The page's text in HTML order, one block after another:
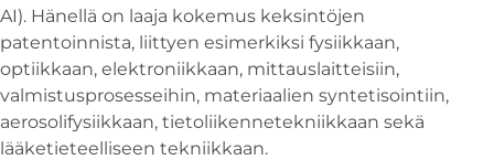
AI). Hänellä on laaja kokemus keksintöjen
patentoinnista, liittyen esimerkiksi fysiikkaan,
optiikkaan, elektroniikkaan, mittauslaitteisiin,
valmistusprosesseihin, materiaalien syntetisointiin,
aerosolifysiikkaan, tietoliikennetekniikkaan sekä
lääketieteelliseen tekniikkaan.